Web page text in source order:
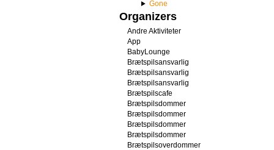
Gone
Organizers
Andre Aktiviteter
App
BabyLounge
Brætspilsansvarlig
Brætspilsansvarlig
Brætspilsansvarlig
Brætspilscafe
Brætspilsdommer
Brætspilsdommer
Brætspilsdommer
Brætspilsdommer
Brætspilsoverdommer